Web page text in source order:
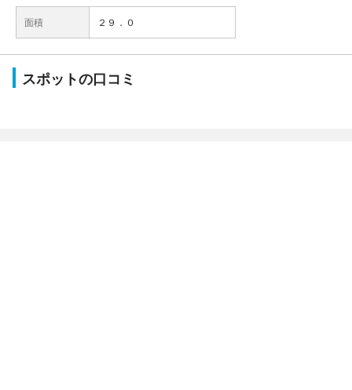
面積 ２９．０
スポットの口コミ